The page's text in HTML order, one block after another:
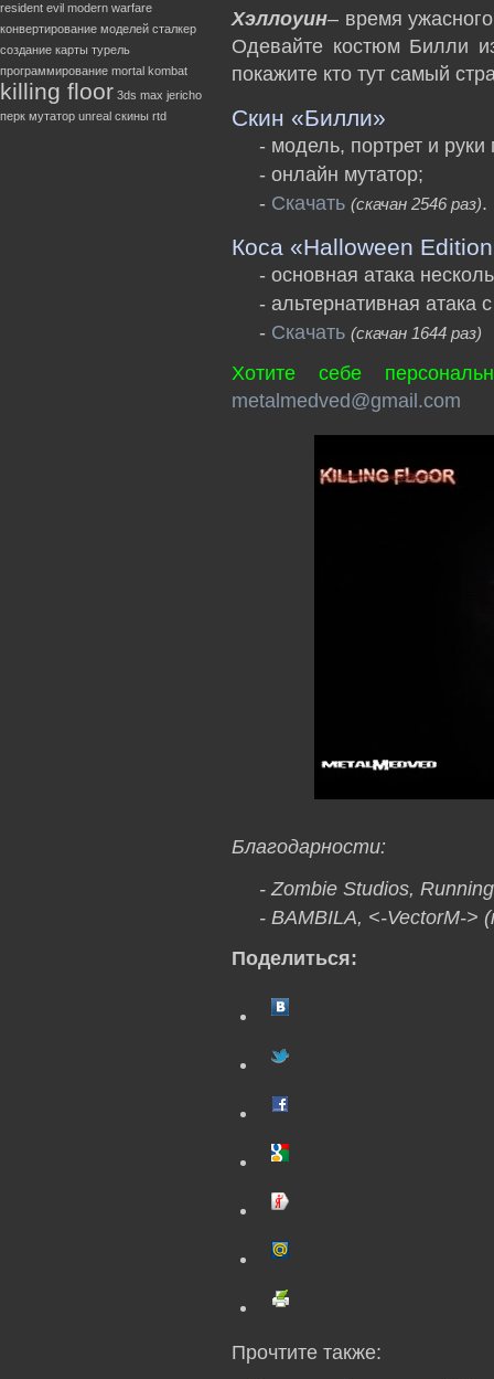
resident evil modern warfare
конвертирование моделей сталкер
создание карты турель
программирование mortal kombat
killing floor 3ds max jericho
перк мутатор unreal скины rtd
Хэллоуин– время
Одевайте костюм Билли
покажите кто тут самый
Скин «Билли»
- модель, портрет и
- онлайн мутатор;
- Скачать (скачан 2546 раз).
Коса «Halloween
- основная атака
- альтернативная атака
- Скачать (скачан 1644 раз)
Хотите себе
metalmedved@gmail.com
Благодарности:
- Zombie Studios,
- BAMBILA, <-VectorM->
Поделиться:
Прочтите также: